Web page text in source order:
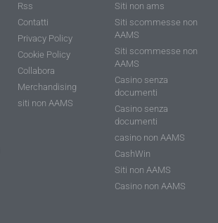
Rss
Contatti
Privacy Policy
Cookie Policy
Collabora
Merchandising
siti non AAMS
Siti non ams
Siti scommesse non
AAMS
Siti scommesse non
AAMS
Casino senza
documenti
Casino senza
documenti
casino non AAMS
CashWin
Siti non AAMS
Casino non AAMS